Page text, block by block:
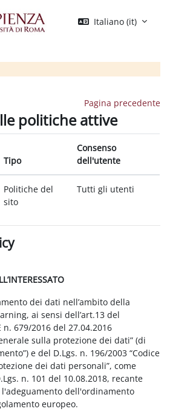
Italiano ‎(it)‎
Pagina precedente
politiche attive
Tipo
Consenso
dell'utente
Politiche del
sito
Tutti gli utenti
dei dati nell’ambito della
ai sensi dell’art.13 del
n. 679/2016 del 27.04.2016
sulla protezione dei dati” (di
e del D.Lgs. n. 196/2003 “Codice
dei dati personali”, come
n. 101 del 10.08.2018, recante
dell'ordinamento
europeo.